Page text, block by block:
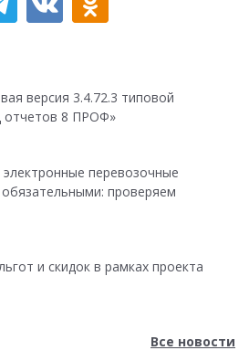
версия 3.4.72.3 типовой
отчетов 8 ПРОФ»
перевозочные
проверяем
и скидок в рамках проекта
Все новости